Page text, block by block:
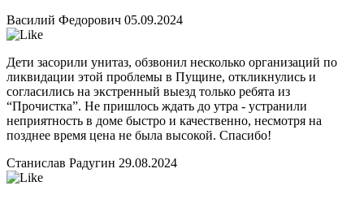
Василий Федорович 05.09.2024
Дети засорили унитаз, обзвонил несколько организаций по
ликвидации этой проблемы в Пущине, откликнулись и
согласились на экстренный выезд только ребята из
“Прочистка”. Не пришлось ждать до утра - устранили
неприятность в доме быстро и качественно, несмотря на
позднее время цена не была высокой. Спасибо!
Станислав Радугин 29.08.2024